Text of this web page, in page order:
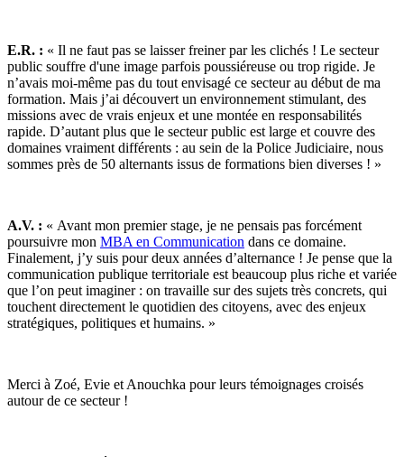
E.R. : « Il ne faut pas se laisser freiner par les clichés ! Le secteur
public souffre d'une image parfois poussiéreuse ou trop rigide. Je
n’avais moi-même pas du tout envisagé ce secteur au début de ma
formation. Mais j’ai découvert un environnement stimulant, des
missions avec de vrais enjeux et une montée en responsabilités
rapide. D’autant plus que le secteur public est large et couvre des
domaines vraiment différents : au sein de la Police Judiciaire, nous
sommes près de 50 alternants issus de formations bien diverses ! »
A.V. : « Avant mon premier stage, je ne pensais pas forcément
poursuivre mon MBA en Communication dans ce domaine.
Finalement, j’y suis pour deux années d’alternance ! Je pense que la
communication publique territoriale est beaucoup plus riche et variée
que l’on peut imaginer : on travaille sur des sujets très concrets, qui
touchent directement le quotidien des citoyens, avec des enjeux
stratégiques, politiques et humains. »
Merci à Zoé, Evie et Anouchka pour leurs témoignages croisés
autour de ce secteur !